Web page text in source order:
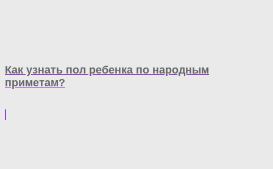
Как узнать пол ребенка по народным
приметам?